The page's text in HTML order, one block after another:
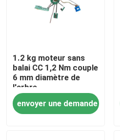
Maison
Produits
1.2 kg moteur sans
balai CC 1,2 Nm couple
6 mm diamètre de
l'arbre
envoyer une demande